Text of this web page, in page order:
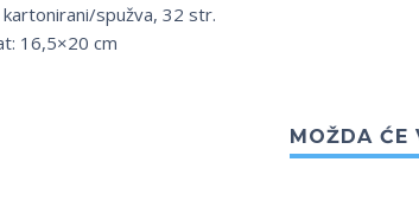
kartonirani/spužva, 32 str.
16,5×20 cm
MOŽDA ĆE